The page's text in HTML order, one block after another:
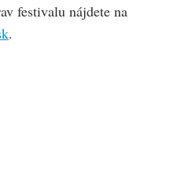
festivalu nájdete na
.